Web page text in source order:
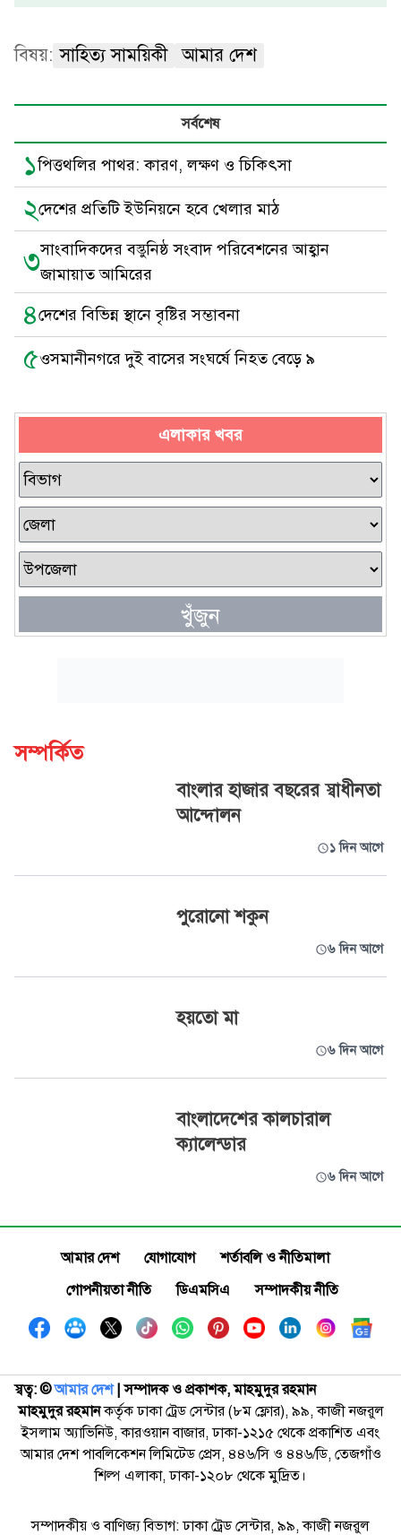
বিষয়: সাহিত্য সাময়িকী আমার দেশ
সর্বশেষ
১পিত্তথলির পাথর: কারণ, লক্ষণ ও চিকিৎসা
২দেশের প্রতিটি ইউনিয়নে হবে খেলার মাঠ
৩সাংবাদিকদের বস্তুনিষ্ঠ সংবাদ পরিবেশনের আহ্বান
জামায়াত আমিরের
৪দেশের বিভিন্ন স্থানে বৃষ্টির সম্ভাবনা
৫ ওসমানীনগরে দুই বাসের সংঘর্ষে নিহত বেড়ে ৯
এলাকার খবর
খুঁজুন
সম্পর্কিত
বাংলার হাজার বছরের স্বাধীনতা
আন্দোলন
১ দিন আগে
পুরোনো শকুন
৬ দিন আগে
হয়তো মা
৬ দিন আগে
বাংলাদেশের কালচারাল
ক্যালেন্ডার
৬ দিন আগে
আমার দেশ যোগাযোগ
শর্তাবলি ও নীতিমালা
গোপনীয়তা নীতি
ডিএমসিএ সম্পাদকীয় নীতি
স্বত্ব: ©️আমার দেশ| সম্পাদক ও প্রকাশক, মাহমুদুর রহমান
মাহমুদুর রহমানকর্তৃক ঢাকা ট্রেড সেন্টার (৮ম ফ্লোর), ৯৯, কাজী নজরুল
ইসলাম অ্যাভিনিউ, কারওয়ান বাজার, ঢাকা-১২১৫ থেকে প্রকাশিত এবং
আমার দেশ পাবলিকেশন লিমিটেড প্রেস, ৪৪৬/সি ও ৪৪৬/ডি, তেজগাঁও
শিল্প এলাকা, ঢাকা-১২০৮ থেকে মুদ্রিত।
সম্পাদকীয় ও বাণিজ্য বিভাগ: ঢাকা ট্রেড সেন্টার, ৯৯, কাজী নজরুল